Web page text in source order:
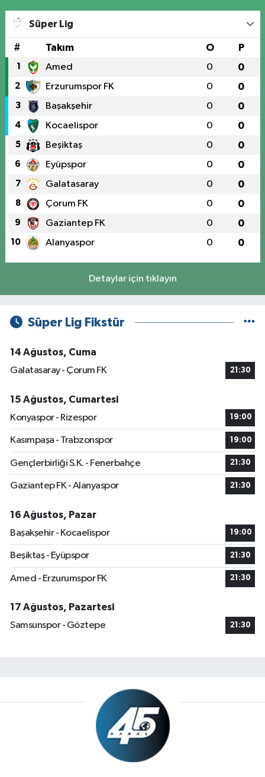
Süper Lig
# Takım O P
1 Amed 0 0
2 Erzurumspor FK 0 0
3 Başakşehir 0 0
4 Kocaelispor 0 0
5 Beşiktaş 0 0
6 Eyüpspor 0 0
7 Galatasaray 0 0
8 Çorum FK 0 0
9 Gaziantep FK 0 0
10 Alanyaspor 0 0
Detaylar için tıklayın
Süper Lig Fikstür
14 Ağustos, Cuma
Galatasaray - Çorum FK
21:30
15 Ağustos, Cumartesi
Konyaspor - Rizespor
19:00
Kasımpaşa - Trabzonspor 19:00
Gençlerbirliği S.K. - Fenerbahçe 21:30
Gaziantep FK - Alanyaspor 21:30
16 Ağustos, Pazar
Başakşehir - Kocaelispor
19:00
Beşiktaş - Eyüpspor 21:30
Amed - Erzurumspor FK 21:30
17 Ağustos, Pazartesi
Samsunspor - Göztepe
21:30